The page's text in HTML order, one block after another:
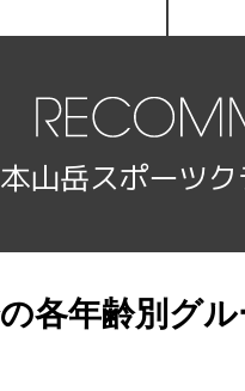
各年齢別グ